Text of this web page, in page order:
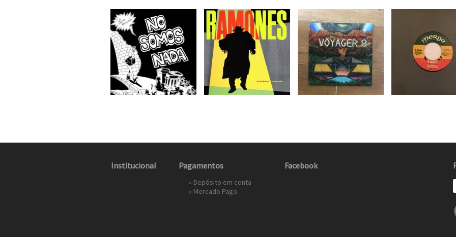
Institucional Pagamentos
» Depósito em conta
» Mercado Pago
Facebook